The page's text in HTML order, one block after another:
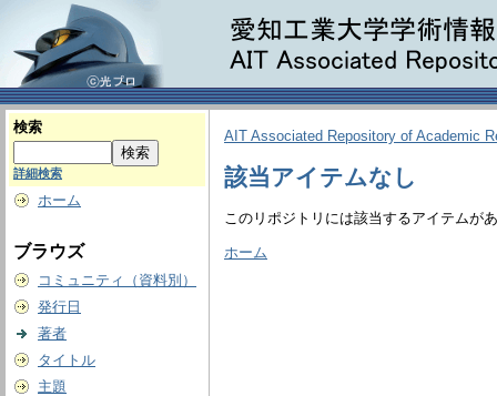
検索
詳細検索
ホーム
ブラウズ
コミュニティ（資料別）
発行日
著者
タイトル
主題
AIT Associated Repository of Academic
該当アイテムなし
このリポジトリには該当するアイテムが
ホーム